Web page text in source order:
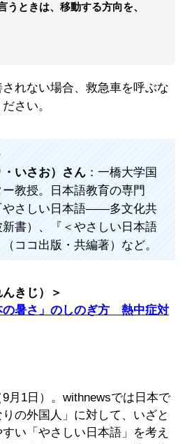
ときは、移動する方向を、
れない場合、救急車を呼ぶな
さい。
いさお）さん：一橋大学国
教授。日本語教育の専門
やさしい日本語――多文化共
書）、『＜やさしい日本語
ココ出版・共編著）など。
きじ）＞
の暑さ」のしのぎ方 熱中症対
月1日）。withnewsでは日本で
の外国人」に対して、いざと
い「やさしい日本語」を考え